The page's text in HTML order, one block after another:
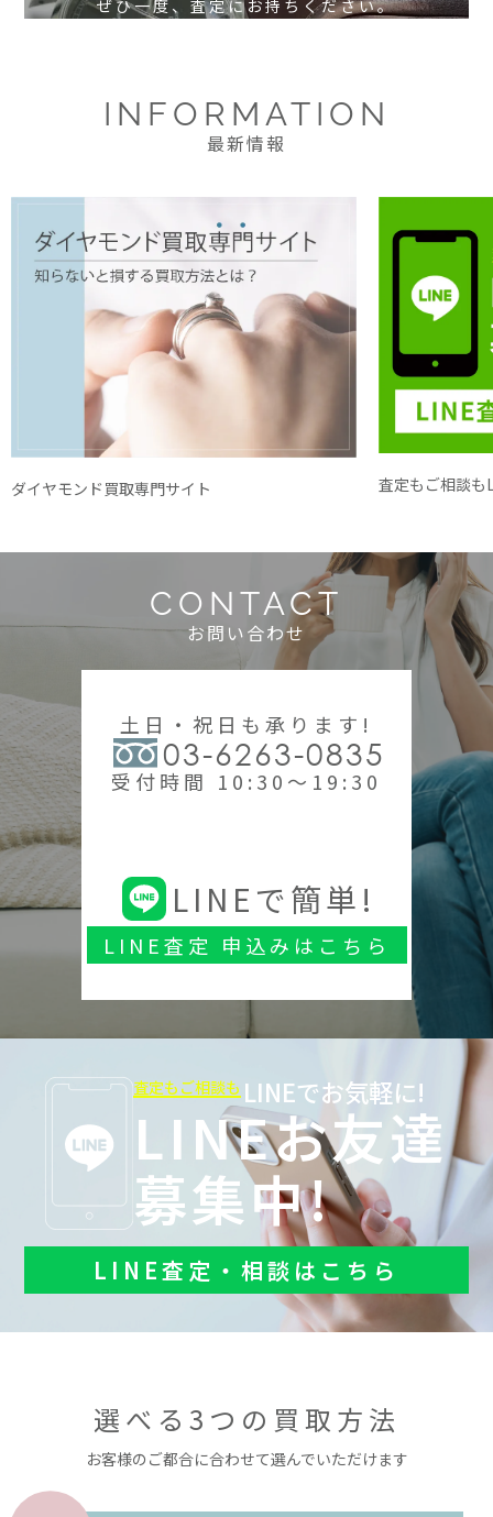
ぜひ一度、査定にお持ちください。
INFORMATION
最新情報
ダイヤモンド買取専門サイト 査定もご相談も
CONTACT
お問い合わせ
土日・祝日も承ります!
03-6263-0835
受付時間 10:30～19:30
LINEで簡単!
LINE査定 申込みはこちら
査定もご相談も LINEでお気軽に!
LINEお友達
募集中!
LINE査定・相談はこちら
選べる3つの買取方法
お客様のご都合に合わせて選んでいただけます